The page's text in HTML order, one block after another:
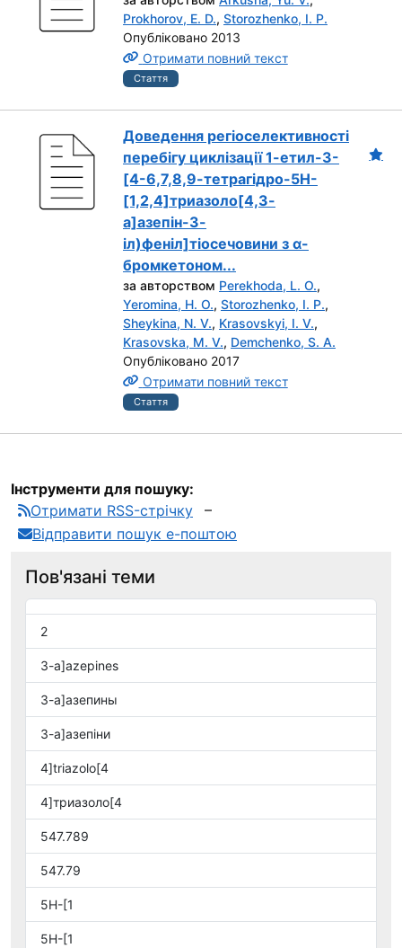
Prokhorov, E. D., Storozhenko, I. P.
Опубліковано 2013
Отримати повний текст
Стаття
Доведення регіоселективності
перебігу циклізації 1-етил-3-
[4-6,7,8,9-тетрагідро-5Н-
[1,2,4]триазоло[4,3-
а]азепін-3-
іл)феніл]тіосечовини з α-
бромкетоном...
за авторством Perekhoda, L. O.,
Yeromina, H. O., Storozhenko, I. P.,
Sheykina, N. V., Krasovskyi, I. V.,
Krasovska, M. V., Demchenko, S. A.
Опубліковано 2017
Отримати повний текст
Стаття
Інструменти для пошуку:
Отримати RSS-стрічку
Відправити пошук е-поштою
Пов'язані теми
2
3-а]azepines
3-а]азепины
3-а]азепіни
4]triazolo[4
4]триазоло[4
547.789
547.79
5H-[1
5Н-[1